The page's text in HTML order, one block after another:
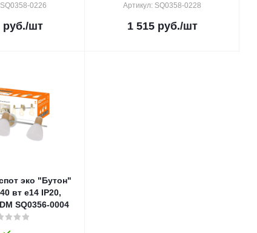
0226
руб./шт
Артикул: SQ0358-0228
1 515руб./шт
эко "Бутон"
вт е14 IP20,
SQ0356-0004